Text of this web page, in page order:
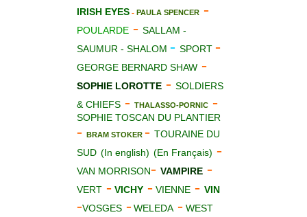
IRISH EYES - PAULA SPENCER -
POULARDE - SALLAM -
SAUMUR - SHALOM - SPORT -
GEORGE BERNARD SHAW -
SOPHIE LOROTTE - SOLDIERS
& CHIEFS - THALASSO-PORNIC -
SOPHIE TOSCAN DU PLANTIER
- BRAM STOKER - TOURAINE DU
SUD (In english) (En Français) -
VAN MORRISON- VAMPIRE -
VERT - VICHY - VIENNE - VIN
-VOSGES -WELEDA - WEST